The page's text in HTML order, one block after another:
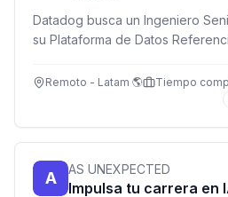
Datadog busca un Ingeniero
su Plataforma de Datos
procesando millones de
Remoto - Latam 🌎
Tiempo
A AS UNEXPECTED
Impulsa tu carrera en